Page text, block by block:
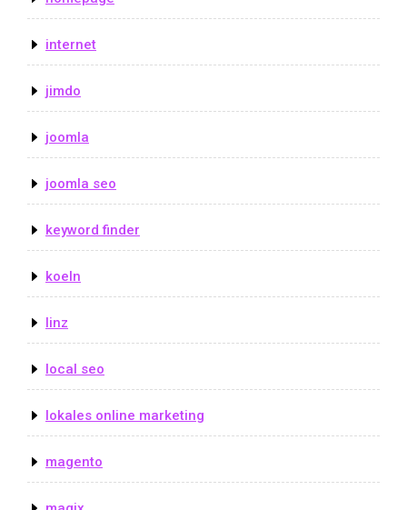
internet
jimdo
joomla
joomla seo
keyword finder
koeln
linz
local seo
lokales online marketing
magento